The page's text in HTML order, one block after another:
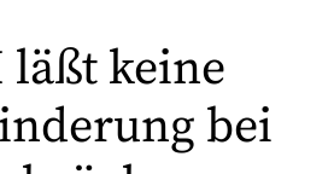
läßt keine
bei